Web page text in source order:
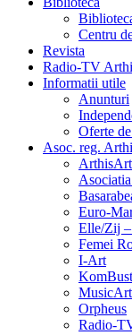
Centru
Revista
Radio-TV
Informatii utile
Anunturi
Oferte
Asoc. reg.
Euro-
Elle/Zij –
Femei
I-Art
KomBust
Orpheus
Radio-